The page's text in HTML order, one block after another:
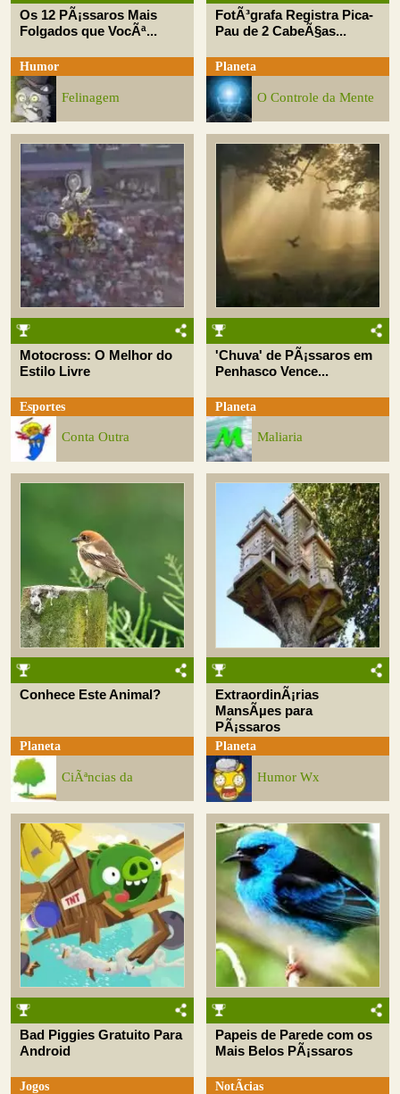
Os 12 PÃ¡ssaros Mais
Folgados que VocÃª...
Humor
Felinagem
FotÃ³grafa Registra Pica-
Pau de 2 CabeÃ§as...
Planeta
O Controle da Mente
Motocross: O Melhor do
Estilo Livre
Esportes
Conta Outra
'Chuva' de PÃ¡ssaros em
Penhasco Vence...
Planeta
Maliaria
Conhece Este Animal?
Planeta
CiÃªncias da
ExtraordinÃ¡rias
MansÃµes para
PÃ¡ssaros
Planeta
Humor Wx
Bad Piggies Gratuito Para
Android
Jogos
Papeis de Parede com os
Mais Belos PÃ¡ssaros
NotÃ­cias